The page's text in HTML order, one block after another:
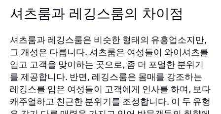
셔츠룸과 레깅스룸의 차이점
셔츠룸과 레깅스룸은 비슷한 형태의 유흥업소지만,
그 개성은 다릅니다. 셔츠룸은 여성들이 와이셔츠를
입고 고객을 맞이하는 곳으로, 좀 더 포멀한 분위기
를 제공합니다. 반면, 레깅스룸은 몸매를 강조하는
레깅스를 입은 여성들이 고객에게 인사를 하며, 보다
캐주얼하고 친근한 분위기를 조성합니다. 이 두 유형